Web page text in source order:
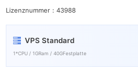
Lizenznummer：43988
VPS Standard
1*CPU / 1GRam / 40GFestplatte